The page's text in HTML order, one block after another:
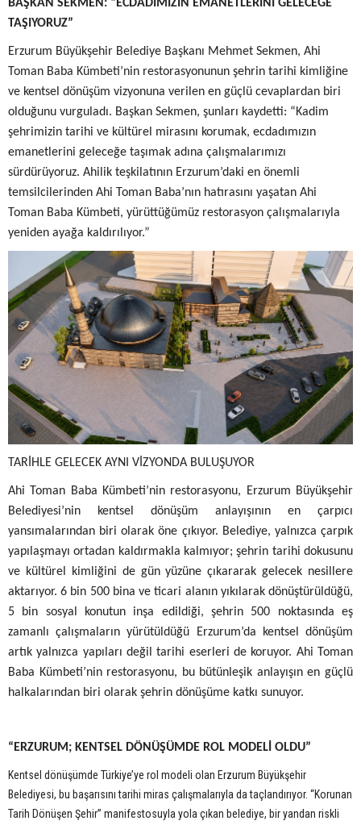
BAŞKAN SEKMEN: “ECDADIMIZIN EMANETLERİNİ GELECEĞE
TAŞIYORUZ”
Erzurum Büyükşehir Belediye Başkanı Mehmet Sekmen, Ahi
Toman Baba Kümbeti’nin restorasyonunun şehrin tarihi kimliğine
ve kentsel dönüşüm vizyonuna verilen en güçlü cevaplardan biri
olduğunu vurguladı. Başkan Sekmen, şunları kaydetti: “Kadim
şehrimizin tarihi ve kültürel mirasını korumak, ecdadımızın
emanetlerini geleceğe taşımak adına çalışmalarımızı
sürdürüyoruz. Ahilik teşkilatının Erzurum’daki en önemli
temsilcilerinden Ahi Toman Baba’nın hatırasını yaşatan Ahi
Toman Baba Kümbeti, yürüttüğümüz restorasyon çalışmalarıyla
yeniden ayağa kaldırılıyor.”
TARİHLE GELECEK AYNI VİZYONDA BULUŞUYOR
Ahi Toman Baba Kümbeti’nin restorasyonu, Erzurum Büyükşehir
Belediyesi’nin kentsel dönüşüm anlayışının en çarpıcı
yansımalarından biri olarak öne çıkıyor. Belediye, yalnızca çarpık
yapılaşmayı ortadan kaldırmakla kalmıyor; şehrin tarihi dokusunu
ve kültürel kimliğini de gün yüzüne çıkararak gelecek nesillere
aktarıyor. 6 bin 500 bina ve ticari alanın yıkılarak dönüştürüldüğü,
5 bin sosyal konutun inşa edildiği, şehrin 500 noktasında eş
zamanlı çalışmaların yürütüldüğü Erzurum’da kentsel dönüşüm
artık yalnızca yapıları değil tarihi eserleri de koruyor. Ahi Toman
Baba Kümbeti’nin restorasyonu, bu bütünleşik anlayışın en güçlü
halkalarından biri olarak şehrin dönüşüme katkı sunuyor.
“ERZURUM; KENTSEL DÖNÜŞÜMDE ROL MODELİ OLDU”
Kentsel dönüşümde Türkiye’ye rol modeli olan Erzurum Büyükşehir
Belediyesi, bu başarısını tarihi miras çalışmalarıyla da taçlandırıyor. “Korunan
Tarih Dönüşen Şehir” manifestosuyla yola çıkan belediye, bir yandan riskli